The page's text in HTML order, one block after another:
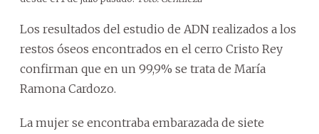
Los resultados del estudio de ADN realizados a los
restos óseos encontrados en el cerro Cristo Rey
confirman que en un 99,9% se trata de María
Ramona Cardozo.
La mujer se encontraba embarazada de siete